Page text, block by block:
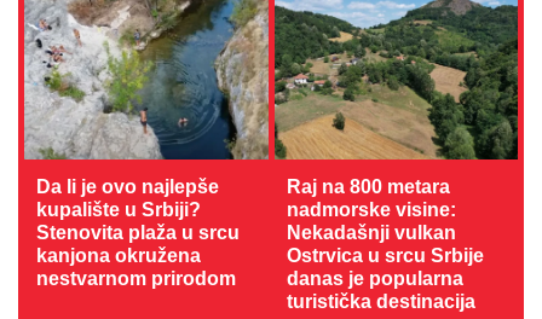
Da li je ovo najlepše
kupalište u Srbiji?
Stenovita plaža u srcu
kanjona okružena
nestvarnom prirodom
Raj na 800 metara
nadmorske visine:
Nekadašnji vulkan
Ostrvica u srcu Srbije
danas je popularna
turistička destinacija